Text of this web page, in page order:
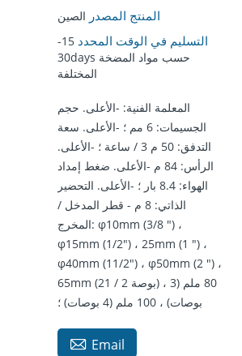
المنتج المصدر الصين
التسليم في الوقت المحدد
15-
30days حسب مواد المضخة
المختلفة
المعلمة الفنية: -الأعلى. حجم
الجسيمات: 6 مم ؛ -الأعلى. سعة
التدفق: 50 م 3 / ساعة ؛ -الأعلى.
الرأس: 84 م -الأعلى. ضغط إمداد
الهواء: 8.4 بار ؛ -الأعلى. التحضير
الذاتي: 8 م - قطر المدخل /
المخرج: φ10mm (3/8 ") ،
φ15mm (1/2") ، 25mm (1 ") ،
φ40mm (11/2") ، φ50mm (2 ") ،
65mm (21 / 2 بوصة) ، 80 ملم (3
بوصات) ، 100 ملم (4 بوصات) ؛
 Email